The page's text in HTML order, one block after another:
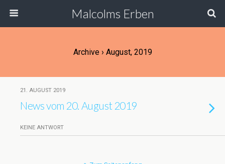
Malcolms Erben
Archive › August, 2019
21. AUGUST 2019
News vom 20. August 2019
KEINE ANTWORT